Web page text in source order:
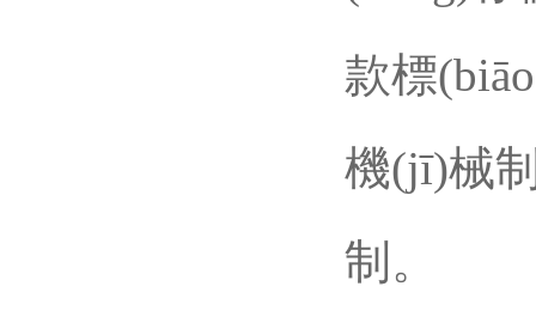
款標
機(jī)械
制。